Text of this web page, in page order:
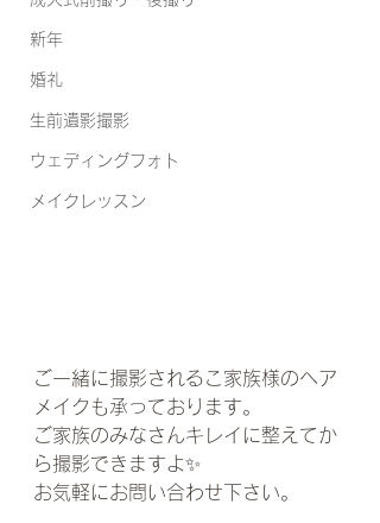
新年
婚礼
生前遺影撮影
ウェディングフォト
メイクレッスン
ご一緒に撮影されるこ家族様のヘア
メイクも承っております。
ご家族のみなさんキレイに整えてか
ら撮影できますよ✨
お気軽にお問い合わせ下さい。